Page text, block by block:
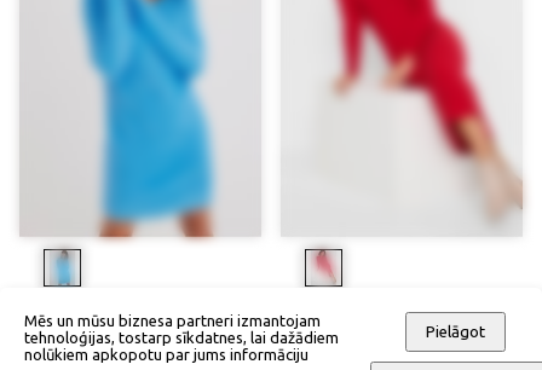
Adīta kleita
58,90 €
Adīta kleita
68,90 €
Mēs un mūsu biznesa partneri izmantojam
tehnoloģijas, tostarp sīkdatnes, lai dažādiem
nolūkiem apkopotu par jums informāciju
Pielāgot